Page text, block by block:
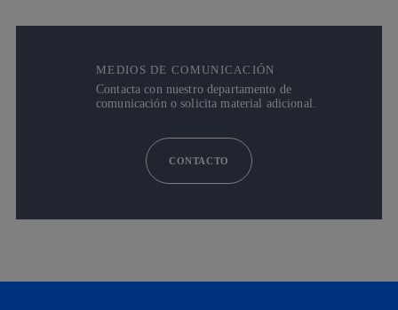
MEDIOS DE COMUNICACIÓN
Contacta con nuestro departamento de
comunicación o solicita material adicional.
CONTACTO